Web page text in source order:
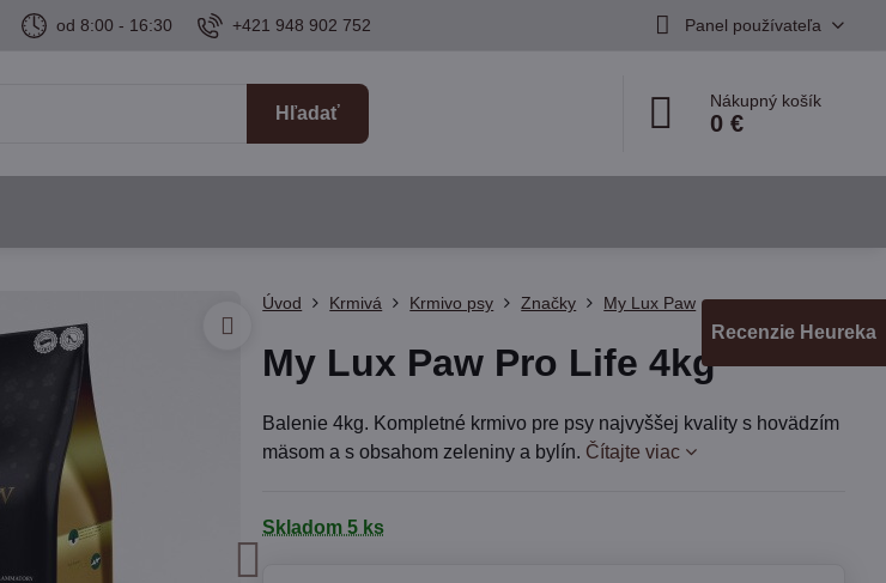
od 8:00 - 16:30 +421 948 902 752 Panel používateľa
Hľadať
Nákupný košík
0 €
Úvod Krmivá Krmivo psy Značky My Lux Paw
My Lux Paw Pro Life 4kg
Balenie 4kg. Kompletné krmivo pre psy najvyššej kvality s hovädzím
mäsom a s obsahom zeleniny a bylín. Čítajte viac
Skladom 5 ks
Recenzie Heureka